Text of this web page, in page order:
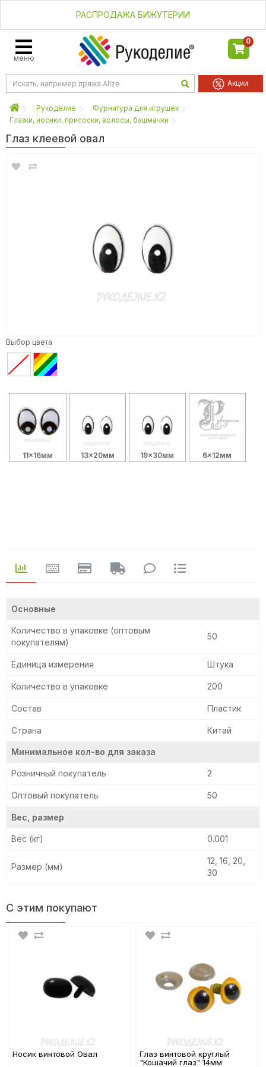
РАСПРОДАЖА БИЖУТЕРИИ
меню
0
Акции
Рукоделие
Фурнитура для игрушек
Глазки, носики, присоски, волосы, башмачки
Глаз клеевой овал
Основные
Количество в упаковке (оптовым
покупателям)
50
Единица измерения Штука
Количество в упаковке 200
Состав Пластик
Страна Китай
Минимальное кол-во для заказа
Розничный покупатель 2
Оптовый покупатель 50
Вес, размер
Вес (кг) 0.001
Размер (мм)
12, 16, 20,
30
Выбор цвета
11x16мм 13x20мм 19x30мм 6x12мм
С этим покупают
Носик винтовой Овал
Глаз винтовой круглый
"Кошачий глаз" 14мм